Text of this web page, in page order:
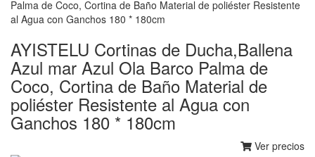
AYISTELU Cortinas de Ducha,Ballena
Azul mar Azul Ola Barco Palma de
Coco, Cortina de Baño Material de
poliéster Resistente al Agua con
Ganchos 180 * 180cm
Ver precios